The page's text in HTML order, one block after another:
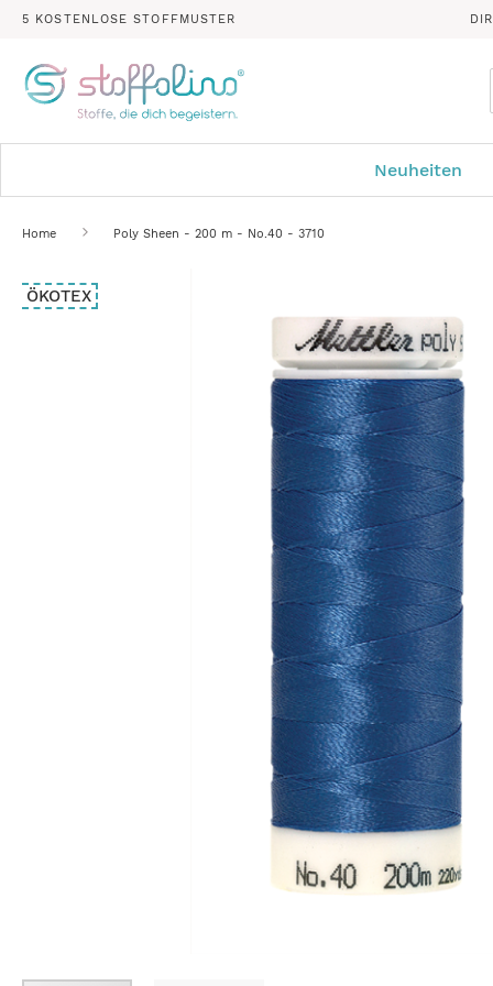
5 KOSTENLOSE STOFFMUSTER
Neuheiten
Home Poly Sheen - 200 m - No.40 - 3710
Zum
Ende
ÖKOTEX